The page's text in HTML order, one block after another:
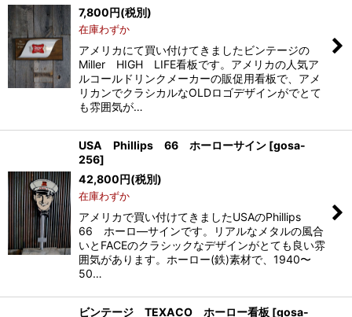
7,800円(税別)
在庫わずか
アメリカにて買い付けてきましたビンテージの
Miller HIGH LIFE看板です。アメリカの人気ア
ルコールドリンクメーカーの販促用看板で、アメ
リカンでクラシカルなOLDロゴデザインがでとて
も雰囲気が…
USA Phillips 66 ホーローサイン [gosa-
256]
42,800円(税別)
在庫わずか
アメリカで買い付けてきましたUSAのPhillips
66 ホーロ―サインです。リアルなメタルの風合
いとFACEのクラシックなデザインがとても良い雰
囲気があります。ホーロー(鉄)素材で、1940〜
50…
ビンテージ TEXACO ホーロー看板 [gosa-